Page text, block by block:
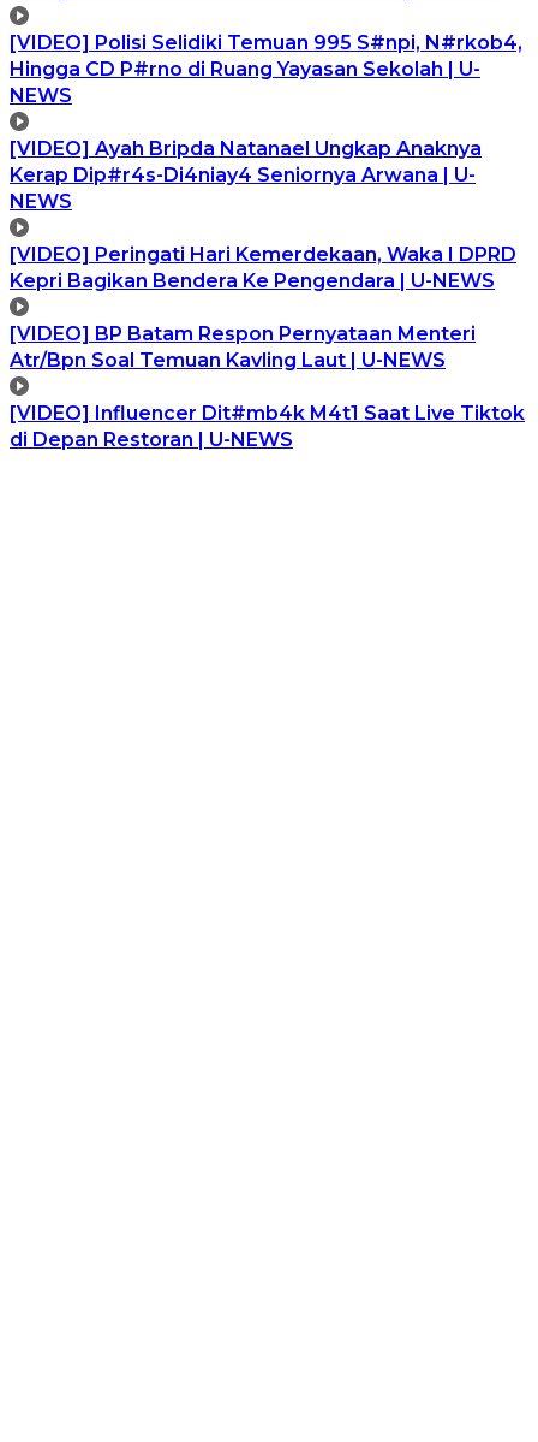
[VIDEO] Polisi Selidiki Temuan 995 S#npi, N#rkob4,
Hingga CD P#rno di Ruang Yayasan Sekolah | U-
NEWS
[VIDEO] Ayah Bripda Natanael Ungkap Anaknya
Kerap Dip#r4s-Di4niay4 Seniornya Arwana | U-
NEWS
[VIDEO] Peringati Hari Kemerdekaan, Waka I DPRD
Kepri Bagikan Bendera Ke Pengendara | U-NEWS
[VIDEO] BP Batam Respon Pernyataan Menteri
Atr/Bpn Soal Temuan Kavling Laut | U-NEWS
[VIDEO] Influencer Dit#mb4k M4t1 Saat Live Tiktok
di Depan Restoran | U-NEWS